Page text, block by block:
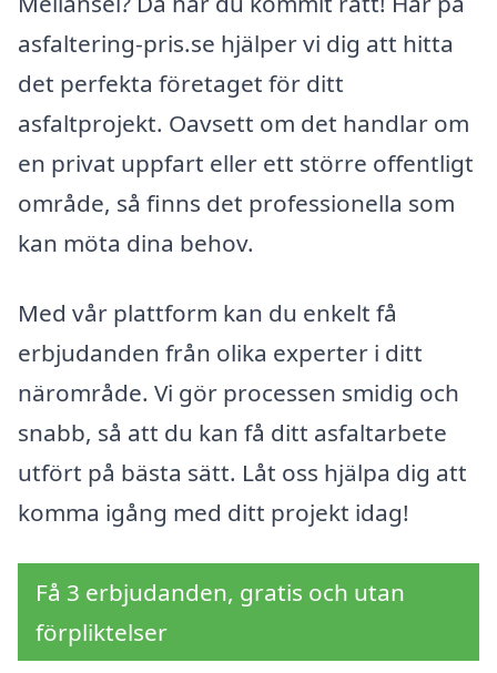
asfaltering-pris.se hjälper vi dig att hitta
det perfekta företaget för ditt
asfaltprojekt. Oavsett om det handlar om
en privat uppfart eller ett större offentligt
område, så finns det professionella som
kan möta dina behov.
Med vår plattform kan du enkelt få
erbjudanden från olika experter i ditt
närområde. Vi gör processen smidig och
snabb, så att du kan få ditt asfaltarbete
utfört på bästa sätt. Låt oss hjälpa dig att
komma igång med ditt projekt idag!
Få 3 erbjudanden, gratis och utan
förpliktelser